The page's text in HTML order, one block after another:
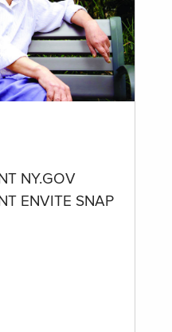
NY.GOV
ENVITE SNAP